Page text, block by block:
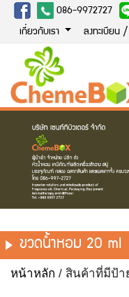
086-9972727
เกี่ยวกับเรา ลงทะเบียน /
ขวดน้ำหอม 20 ml
หน้าหลัก / สินค้าที่มีป้า